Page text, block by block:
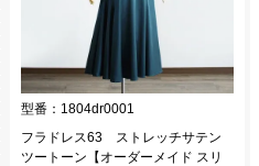
型番： 1804dr0001
フラドレス63 ストレッチサテン
ツートーン【オーダーメイド スリ